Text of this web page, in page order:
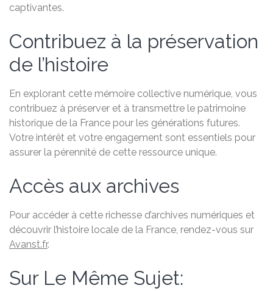
captivantes.
Contribuez à la préservation
de l’histoire
En explorant cette mémoire collective numérique, vous
contribuez à préserver et à transmettre le patrimoine
historique de la France pour les générations futures.
Votre intérêt et votre engagement sont essentiels pour
assurer la pérennité de cette ressource unique.
Accès aux archives
Pour accéder à cette richesse d’archives numériques et
découvrir l’histoire locale de la France, rendez-vous sur
Avanst.fr.
Sur Le Même Sujet: